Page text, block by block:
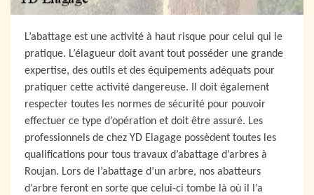
L’abattage est une activité à haut risque pour celui qui le
pratique. L’élagueur doit avant tout posséder une grande
expertise, des outils et des équipements adéquats pour
pratiquer cette activité dangereuse. Il doit également
respecter toutes les normes de sécurité pour pouvoir
effectuer ce type d’opération et doit être assuré. Les
professionnels de chez YD Elagage possèdent toutes les
qualifications pour tous travaux d’abattage d’arbres à
Roujan. Lors de l’abattage d’un arbre, nos abatteurs
d’arbre feront en sorte que celui-ci tombe là où il l’a